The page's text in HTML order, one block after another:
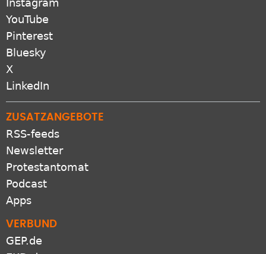
YouTube
Pinterest
Bluesky
X
LinkedIn
RSS-feeds
Newsletter
Protestantomat
Podcast
Apps
GEP.de
EKD.de